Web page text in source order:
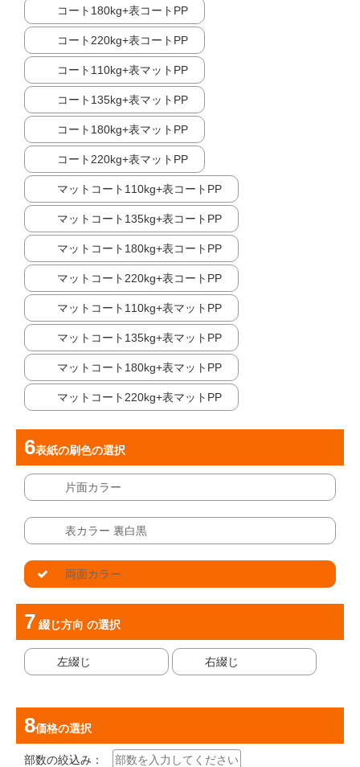
コート180kg+表コートPP
コート220kg+表コートPP
コート110kg+表マットPP
コート135kg+表マットPP
コート180kg+表マットPP
コート220kg+表マットPP
マットコート110kg+表コートPP
マットコート135kg+表コートPP
マットコート180kg+表コートPP
マットコート220kg+表コートPP
マットコート110kg+表マットPP
マットコート135kg+表マットPP
マットコート180kg+表マットPP
マットコート220kg+表マットPP
表紙の刷色の選択
片面カラー
表カラー 裏白黒
両面カラー
綴じ方向 の選択
左綴じ 右綴じ
価格の選択
部数の絞込み：